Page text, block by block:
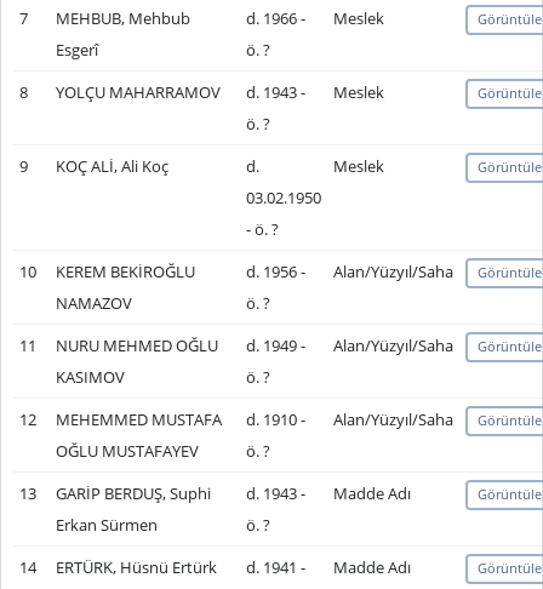
7
MEHBUB, Mehbub
Esgerî
d. 1966 -
ö. ?
Meslek Görüntüle
8 YOLÇU MAHARRAMOV
d. 1943 -
ö. ?
Meslek Görüntüle
9 KOÇ ALİ, Ali Koç
d.
03.02.1950
- ö. ?
Meslek Görüntüle
10
KEREM BEKİROĞLU
NAMAZOV
d. 1956 -
ö. ?
Alan/Yüzyıl/Saha Görüntüle
11
NURU MEHMED OĞLU
KASIMOV
d. 1949 -
ö. ?
Alan/Yüzyıl/Saha Görüntüle
12
MEHEMMED MUSTAFA
OĞLU MUSTAFAYEV
d. 1910 -
ö. ?
Alan/Yüzyıl/Saha Görüntüle
13
GARİP BERDUŞ, Suphi
Erkan Sürmen
d. 1943 -
ö. ?
Madde Adı Görüntüle
14 ERTÜRK, Hüsnü Ertürk
d. 1941 -
Madde Adı Görüntüle